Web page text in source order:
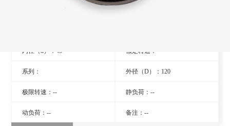
内径（d）：45 额定转速：- -
系列： 外径（D）：120
极限转速：-- 静负荷：--
动负荷：-- 备注：--